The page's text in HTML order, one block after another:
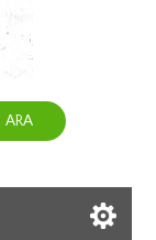
ARA